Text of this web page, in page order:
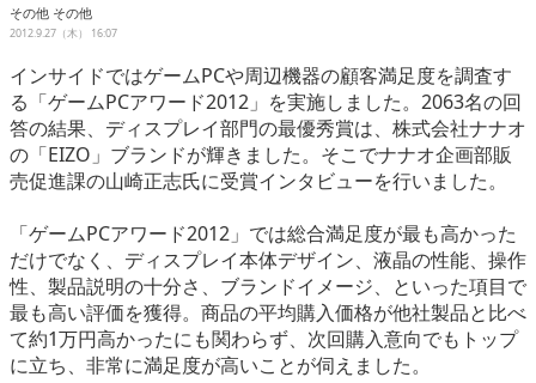
連載
イベント/セミナー
eスポーツ
その他 その他
2012.9.27（木） 16:07
インサイドではゲームPCや周辺機器の顧客満足度を調査す
る「ゲームPCアワード2012」を実施しました。2063名の回
答の結果、ディスプレイ部門の最優秀賞は、株式会社ナナオ
の「EIZO」ブランドが輝きました。そこでナナオ企画部販
売促進課の山崎正志氏に受賞インタビューを行いました。
「ゲームPCアワード2012」では総合満足度が最も高かった
だけでなく、ディスプレイ本体デザイン、液晶の性能、操作
性、製品説明の十分さ、ブランドイメージ、といった項目で
最も高い評価を獲得。商品の平均購入価格が他社製品と比べ
て約1万円高かったにも関わらず、次回購入意向でもトップ
に立ち、非常に満足度が高いことが伺えました。